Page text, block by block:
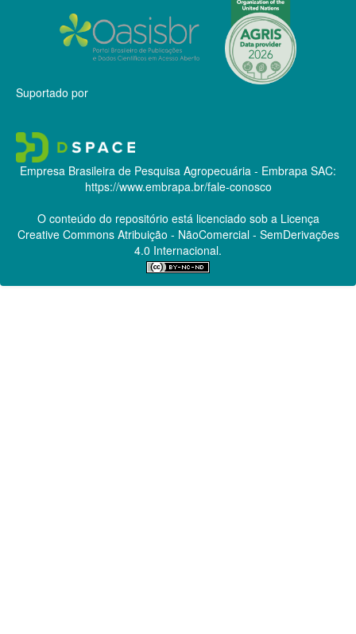
Suportado por
Empresa Brasileira de Pesquisa Agropecuária - Embrapa SAC:
https://www.embrapa.br/fale-conosco
O conteúdo do repositório está licenciado sob a Licença
Creative CommonsAtribuição - NãoComercial - SemDerivações
4.0 Internacional.